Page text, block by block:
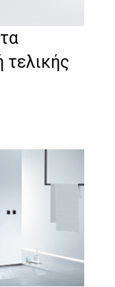
τελικής